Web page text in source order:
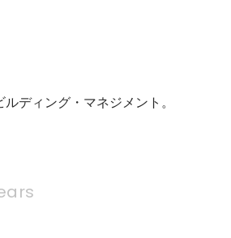
ディング・マネジメント。